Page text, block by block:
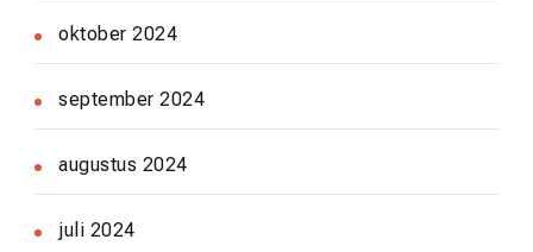
oktober 2024
september 2024
augustus 2024
juli 2024